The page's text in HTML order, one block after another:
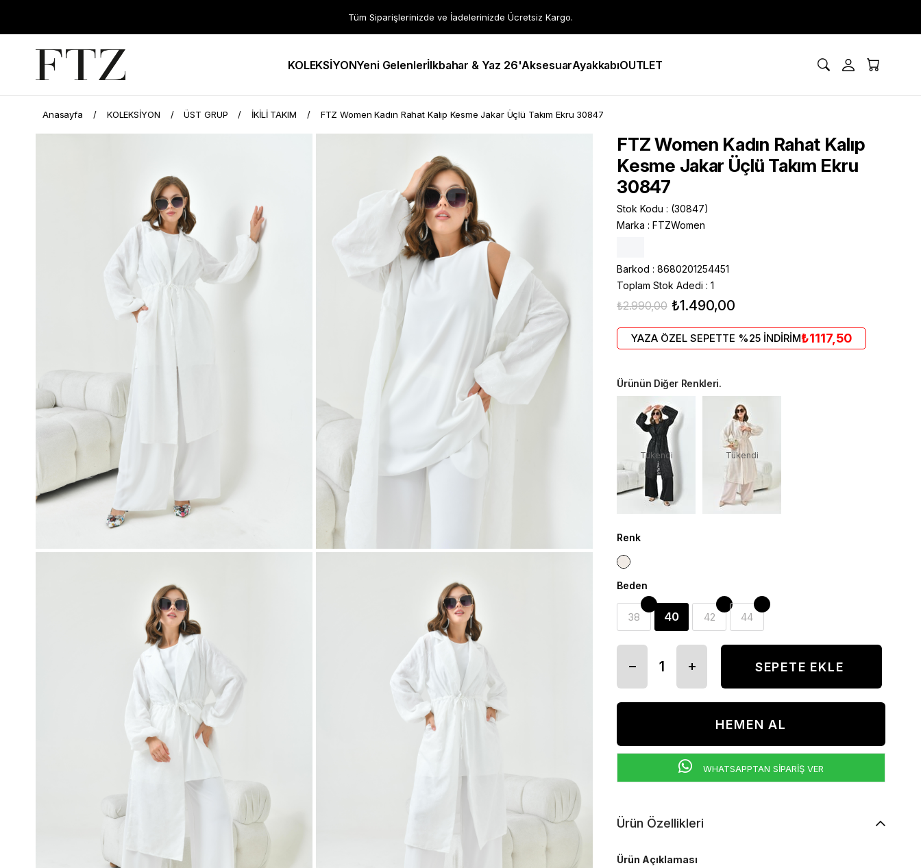
Tüm Siparişlerinizde ve İadelerinizde Ücretsiz Kargo.
KOLEKSİYONYeni Gelenlerİlkbahar & Yaz 26'AksesuarAyakkabıOUTLET
Anasayfa KOLEKSİYON ÜST GRUP İKİLİ TAKIM FTZ Women Kadın Rahat Kalıp Kesme Jakar Üçlü Takım Ekru 30847
FTZ Women Kadın Rahat Kalıp
Kesme Jakar Üçlü Takım Ekru
30847
Stok Kodu
(30847)
Marka : FTZWomen
Barkod : 8680201254451
Toplam Stok Adedi : 1
₺2.990,00 ₺1.490,00
YAZA ÖZEL SEPETTE %25 İNDİRİM₺1117,50
Ürünün Diğer Renkleri.
Tükendi Tükendi
Renk
Beden
38 40 42 44
WHATSAPPTAN SİPARİŞ VER
Ürün Özellikleri
Ürün Açıklaması